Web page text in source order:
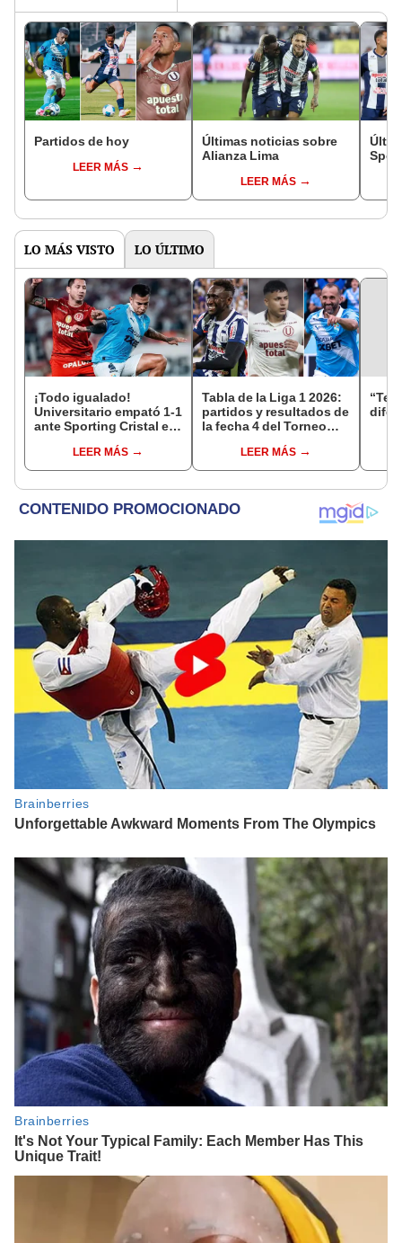
Partidos de hoy
LEER MÁS
Últimas noticias sobre
Alianza Lima
LEER MÁS
LO MÁS VISTO LO ÚLTIMO
¡Todo igualado!
Universitario empató 1-1
ante Sporting Cristal en
por el Torneo Clausura
de la Liga 1 2026
LEER MÁS
Tabla de la Liga 1 2026:
partidos y resultados de
la fecha 4 del Torneo
del Acumulado
LEER MÁS